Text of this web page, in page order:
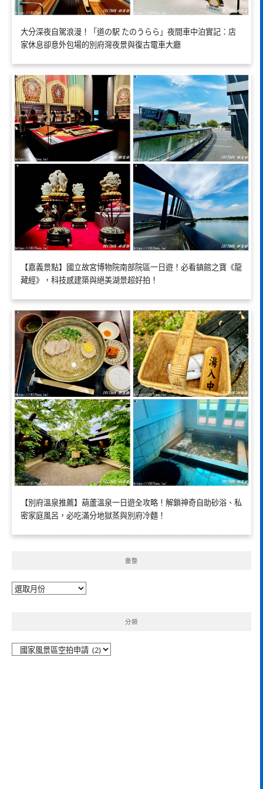
大分深夜自駕浪漫！「道の駅 たのうらら」夜間車中泊實記：店
家休息卻意外包場的別府灣夜景與復古電車大廳
【嘉義景點】國立故宮博物院南部院區一日遊！必看鎮館之寶《龍
藏經》，科技感建築與絕美湖景超好拍！
【別府溫泉推薦】葫蘆溫泉一日遊全攻略！解鎖神奇自助砂浴、私
密家庭風呂，必吃滿分地獄蒸與別府冷麵！
彙整
彙
分類